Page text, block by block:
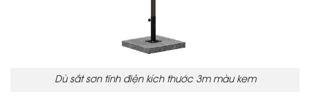
Dù sắt sơn tĩnh điện kích thước 3m màu kem